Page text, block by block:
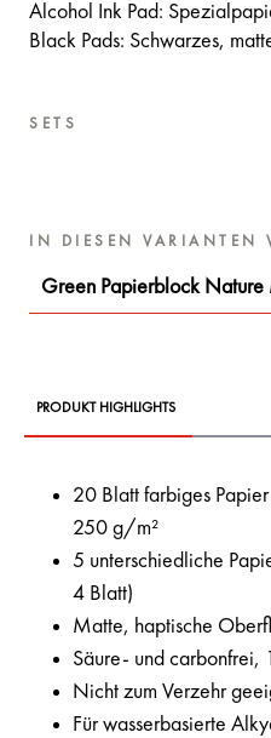
Alcohol Ink Pad:
Black Pads: Schwarzes,
SETS
IN DIESEN VARIANTEN
Green Papierblock
PRODUKT HIGHLIGHTS
20 Blatt farbiges
250 g/m²
5 unterschiedliche
4 Blatt)
Matte, haptische
Säure- und
Nicht zum Verzehr
Für wasserbasierte